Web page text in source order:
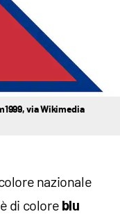
via Wikimedia
nazionale
di colore blu